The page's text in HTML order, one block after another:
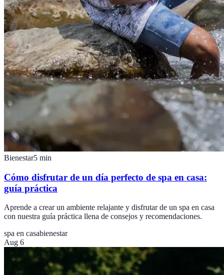
Bienestar5 min
Cómo disfrutar de un día perfecto de spa en casa:
guía práctica
Aprende a crear un ambiente relajante y disfrutar de un spa en casa
con nuestra guía práctica llena de consejos y recomendaciones.
spa en casabienestar
Aug 6